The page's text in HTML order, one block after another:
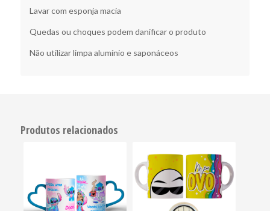
Lavar com esponja macia
Quedas ou choques podem danificar o produto
Não utilizar limpa alumínio e saponáceos
Produtos relacionados